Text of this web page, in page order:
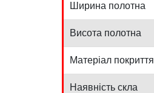
Ширина полотна
Висота полотна
Матеріал покриття
Наявність скла